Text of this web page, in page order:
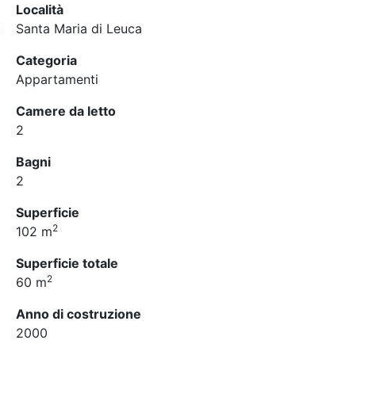
Località
Santa Maria di Leuca
Categoria
Appartamenti
Camere da letto
2
Bagni
2
Superficie
102 m2
Superficie totale
60 m2
Anno di costruzione
2000